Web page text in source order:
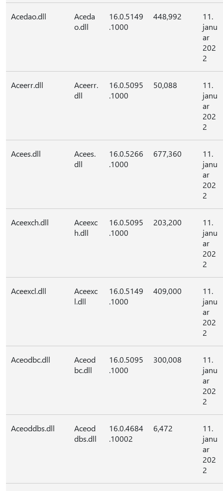
Acedao.dll
Aceda
o.dll
16.0.5149
.1000
448,992
11.
janu
ar
202
2
Aceerr.dll
Aceerr.
dll
16.0.5095
.1000
50,088
11.
janu
ar
202
2
Acees.dll
Acees.
dll
16.0.5266
.1000
677,360
11.
janu
ar
202
2
Aceexch.dll
Aceexc
h.dll
16.0.5095
.1000
203,200
11.
janu
ar
202
2
Aceexcl.dll
Aceexc
l.dll
16.0.5149
.1000
409,000
11.
janu
ar
202
2
Aceodbc.dll
Aceod
bc.dll
16.0.5095
.1000
300,008
11.
janu
ar
202
2
Aceoddbs.dll
Aceod
dbs.dll
16.0.4684
.10002
6,472
11.
janu
ar
202
2